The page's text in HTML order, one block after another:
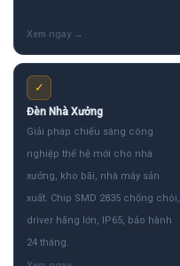
✓
Đèn Nhà Xưởng
Giải pháp chiếu sáng công
nghiệp thế hệ mới cho nhà
xưởng, kho bãi, nhà máy sản
xuất. Chip SMD 2835 chống chói,
driver hãng lớn, IP65, bảo hành
24 tháng.